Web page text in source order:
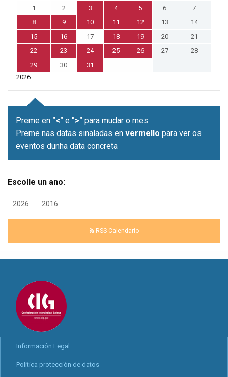
1
2 3 4 5 6
7
8
9 10 11 12 13
14
15
16 17 18 19 20
21
22
23 24 25 26 27
28
29
30
31
2026
Preme en "<" e ">" para mudar o mes.
Preme nas datas sinaladas en vermello para ver os
eventos dunha data concreta
Escolle un ano:
2026 2016
RSS Calendario
Información Legal
Política protección de datos